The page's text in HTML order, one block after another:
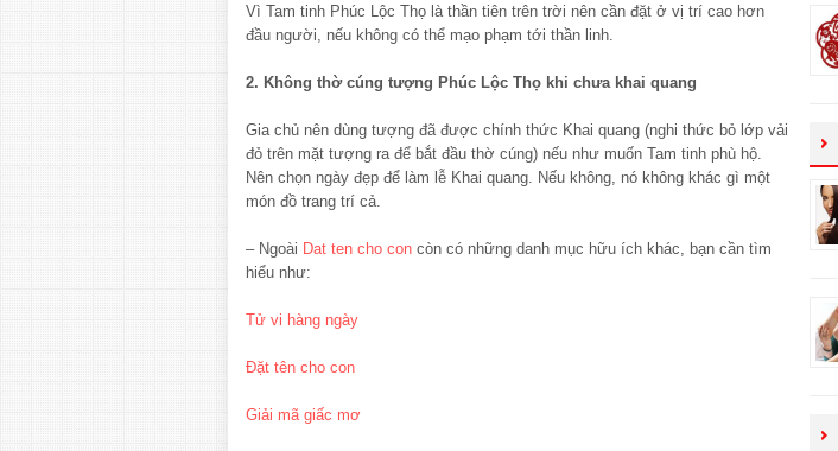
Vì Tam tinh Phúc Lộc Thọ là thần tiên trên trời nên cần đặt ở vị trí cao hơn
đầu người, nếu không có thể mạo phạm tới thần linh.
2. Không thờ cúng tượng Phúc Lộc Thọ khi chưa khai quang
Gia chủ nên dùng tượng đã được chính thức Khai quang (nghi thức bỏ lớp vải
đỏ trên mặt tượng ra để bắt đầu thờ cúng) nếu như muốn Tam tinh phù hộ.
Nên chọn ngày đẹp để làm lễ Khai quang. Nếu không, nó không khác gì một
món đồ trang trí cả.
– Ngoài Dat ten cho con còn có những danh mục hữu ích khác, bạn cần tìm
hiểu như:
Tử vi hàng ngày
Đặt tên cho con
Giải mã giấc mơ